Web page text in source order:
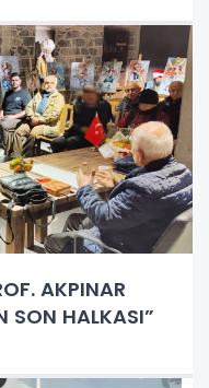
AKPINAR
SON HALKASI”